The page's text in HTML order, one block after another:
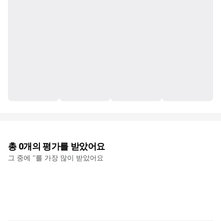
총0개의 평가를 받았어요
그 중에 ''를 가장 많이 받았어요